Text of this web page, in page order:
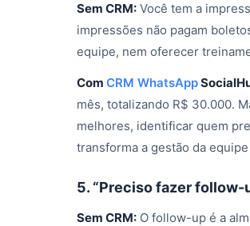
Sem CRM: Você tem a
impressões não pagam
equipe, nem oferecer
Com CRM WhatsApp
mês, totalizando R$ 30.000.
melhores, identificar quem
transforma a gestão da
5. “Preciso fazer follow-
Sem CRM: O follow-up é a